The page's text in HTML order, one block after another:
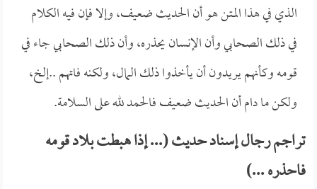
الذي في هذا المتن هو أن الحديث ضعيف، وإلا فإن فيه الكلام
في ذلك الصحابي وأن الإنسان يحذره، وأن ذلك الصحابي جاء في
قومه وكأنهم يريدون أن يأخذوا ذلك المال، ولكنه فاتهم ..إلخ،
ولكن ما دام أن الحديث ضعيف فالحمد لله على السلامة.
تراجم رجال إسناد حديث (... إذا هبطت بلاد قومه
فاحذره ...)